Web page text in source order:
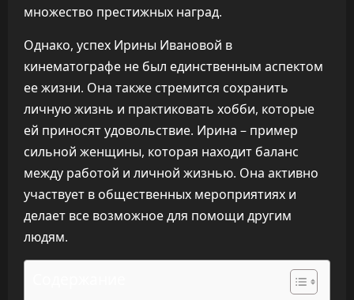
множество престижных наград.
Однако, успех Ирины Ивановой в
кинематографе не был единственным аспектом
ее жизни. Она также стремится сохранить
личную жизнь и практиковать хобби, которые
ей приносят удовольствие. Ирина – пример
сильной женщины, которая находит баланс
между работой и личной жизнью. Она активно
участвует в общественных мероприятиях и
делает все возможное для помощи другим
людям.